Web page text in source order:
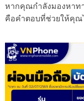
หากคุณกำลังมองหาท
คือคำตอบที่ช่วยให้คุณ